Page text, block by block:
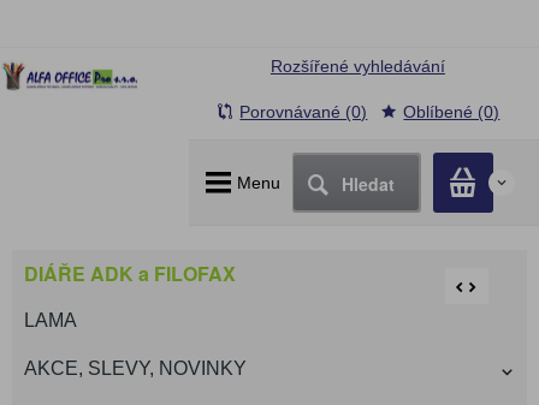
Menu Hledat 0
Rozšířené vyhledávání
Porovnávané (0) Oblíbené (0)
DIÁŘE ADK a FILOFAX
LAMA
AKCE, SLEVY, NOVINKY